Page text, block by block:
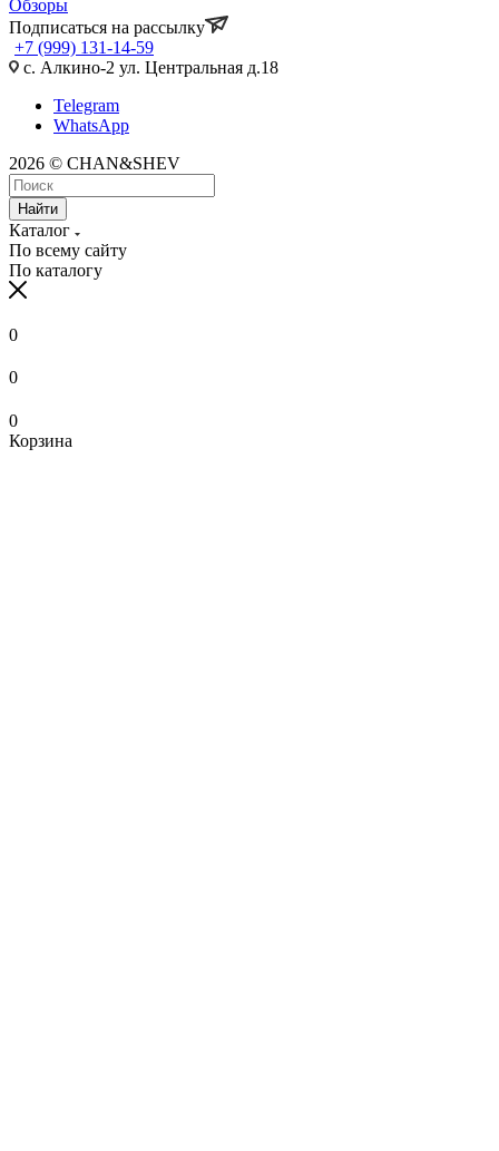
Обзоры
Подписаться на рассылку
+7 (999) 131-14-59
с. Алкино-2 ул. Центральная д.18
Telegram
WhatsApp
2026 © CHAN&SHEV
Найти
Каталог
По всему сайту
По каталогу
0
0
0
Корзина